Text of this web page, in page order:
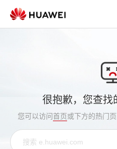
很抱歉，您查找
您可以访问首页或下方的热门